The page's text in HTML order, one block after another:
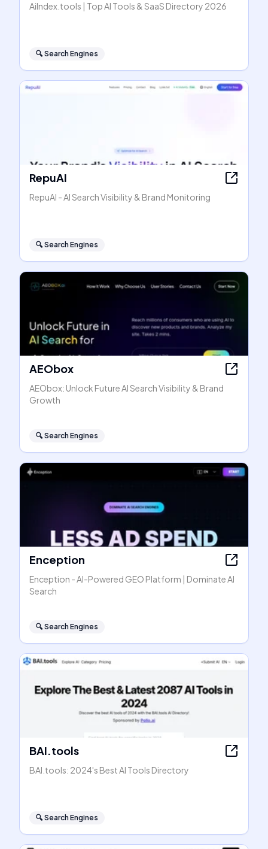
AiIndex.tools | Top AI Tools & SaaS Directory 2026
🔍Search Engines
RepuAI
RepuAI - AI Search Visibility & Brand Monitoring
🔍Search Engines
AEObox
AEObox: Unlock Future AI Search Visibility & Brand
Growth
🔍Search Engines
Enception
Enception - AI-Powered GEO Platform | Dominate AI
Search
🔍Search Engines
BAI.tools
BAI.tools: 2024's Best AI Tools Directory
🔍Search Engines